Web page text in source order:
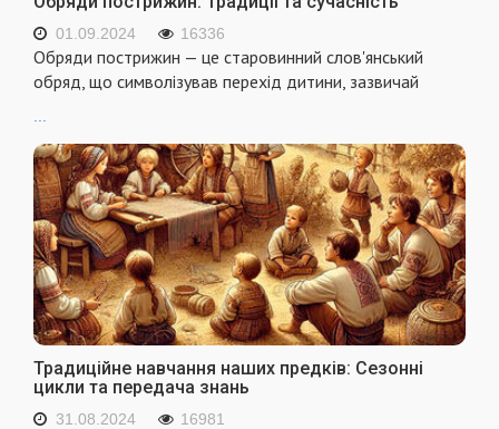
01.09.2024 16336
Обряди пострижин — це старовинний слов'янський
обряд, що символізував перехід дитини, зазвичай
...
Традиційне навчання наших предків: Сезонні
цикли та передача знань
31.08.2024 16981